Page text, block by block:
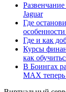
Jaguar
Где
Где и как
Курсы
как
В Боингах
MAX